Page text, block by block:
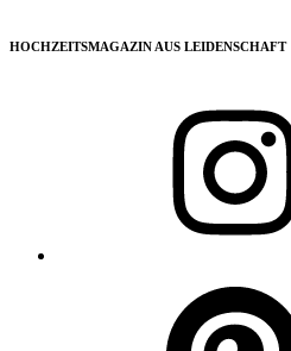
HOCHZEITSMAGAZIN AUS LEIDENSCHAFT